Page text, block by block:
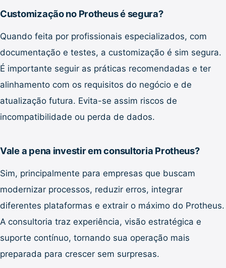
Customização no Protheus é segura?
Quando feita por profissionais especializados, com
documentação e testes, a customização é sim segura.
É importante seguir as práticas recomendadas e ter
alinhamento com os requisitos do negócio e de
atualização futura. Evita-se assim riscos de
incompatibilidade ou perda de dados.
Vale a pena investir em consultoria Protheus?
Sim, principalmente para empresas que buscam
modernizar processos, reduzir erros, integrar
diferentes plataformas e extrair o máximo do Protheus.
A consultoria traz experiência, visão estratégica e
suporte contínuo, tornando sua operação mais
preparada para crescer sem surpresas.